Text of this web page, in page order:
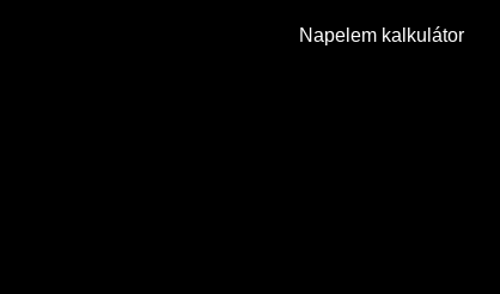
Napelem kalkulátor